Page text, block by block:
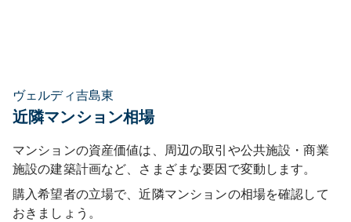
ヴェルディ吉島東
近隣マンション相場
マンションの資産価値は、周辺の取引や公共施設・商業
施設の建築計画など、さまざまな要因で変動します。
購入希望者の立場で、近隣マンションの相場を確認して
おきましょう。